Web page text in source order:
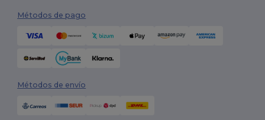
Métodos de pago
Métodos de envío